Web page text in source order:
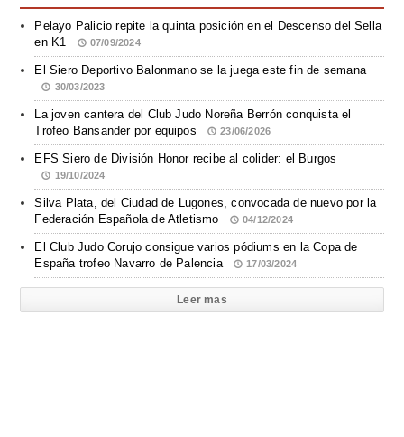
Pelayo Palicio repite la quinta posición en el Descenso del Sella
en K1
07/09/2024
El Siero Deportivo Balonmano se la juega este fin de semana
30/03/2023
La joven cantera del Club Judo Noreña Berrón conquista el
Trofeo Bansander por equipos
23/06/2026
EFS Siero de División Honor recibe al colider: el Burgos
19/10/2024
Silva Plata, del Ciudad de Lugones, convocada de nuevo por la
Federación Española de Atletismo
04/12/2024
El Club Judo Corujo consigue varios pódiums en la Copa de
España trofeo Navarro de Palencia
17/03/2024
Leer mas